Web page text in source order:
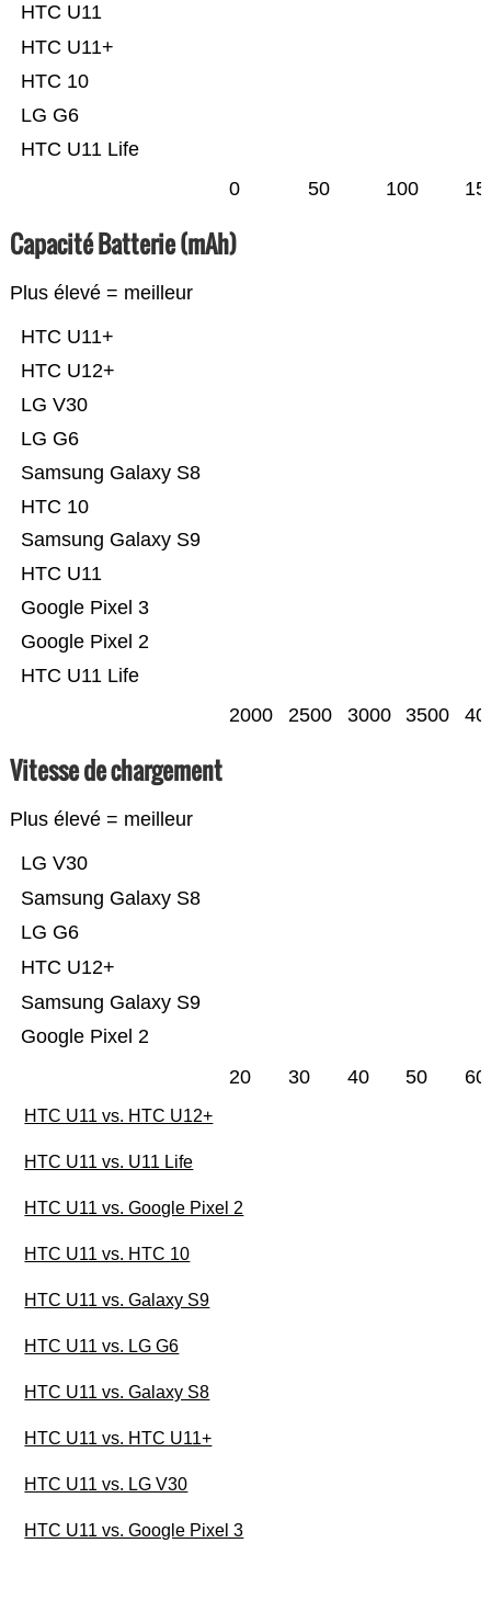
HTC U11 Life
LG G6
HTC 10
HTC U11+
HTC U11
0 50 100
Capacité Batterie (mAh)
Plus élevé = meilleur
HTC U11 Life
Google Pixel 2
Google Pixel 3
HTC U11
Samsung Galaxy S9
HTC 10
Samsung Galaxy S8
LG G6
LG V30
HTC U12+
HTC U11+
2000 2500 3000 3500
Vitesse de chargement
Plus élevé = meilleur
Google Pixel 2
Samsung Galaxy S9
HTC U12+
LG G6
Samsung Galaxy S8
LG V30
20 30 40 50 60
HTC U11 vs. HTC U12+
HTC U11 vs. U11 Life
HTC U11 vs. Google Pixel 2
HTC U11 vs. HTC 10
HTC U11 vs. Galaxy S9
HTC U11 vs. LG G6
HTC U11 vs. Galaxy S8
HTC U11 vs. HTC U11+
HTC U11 vs. LG V30
HTC U11 vs. Google Pixel 3